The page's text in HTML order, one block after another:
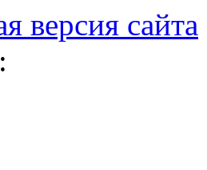
версия сайта